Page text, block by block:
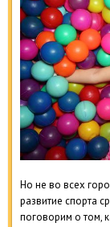
Но не во всех
развитие спорта
поговорим о том,